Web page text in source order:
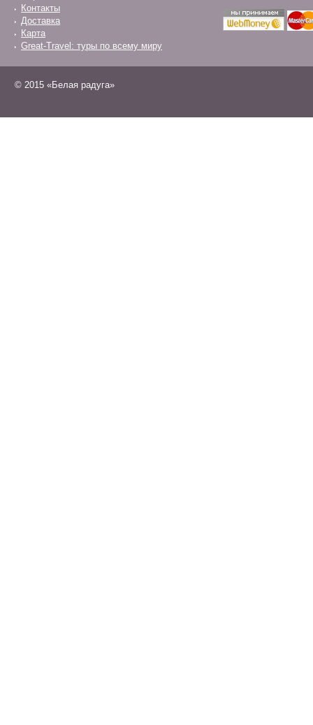
Контакты
Доставка
Карта
Great-Travel: туры по всему миру
© 2015 «Белая радуга»